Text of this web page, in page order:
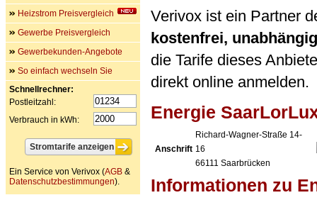
Verivox ist ein Partner
kostenfrei,
die Tarife dieses
direkt online anmelden.
Energie
Anschrift
Richard-Wagner-Straße 14-
16
66111 Saarbrücken
Informationen zu
Heizstrom Preisvergleich
Gewerbe Preisvergleich
Gewerbekunden-Angebote
So einfach wechseln Sie
Schnellrechner:
Postleitzahl:
Verbrauch in kWh:
Ein Service von Verivox (AGB &
Datenschutzbestimmungen).